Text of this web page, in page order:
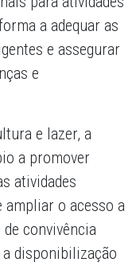
a adequar as
e assegurar
e
e lazer, a
a promover
atividades
ampliar o acesso a
convivência
disponibilização